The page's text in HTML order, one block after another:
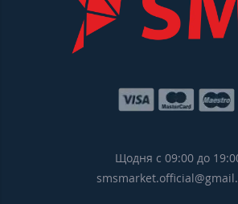
Щодня с 09:00 до